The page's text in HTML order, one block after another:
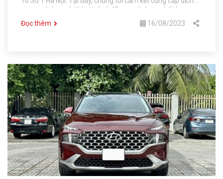
vụ mua bán xe ô tô lướt, ô tô đã qua sử dụng chất lượng
tốt với nhiều mức giá khác nhau giúp khách hàng dễ dàng
lựa chọn được loại xe phù hợp với mình.
Đọc thêm 16/08/2023